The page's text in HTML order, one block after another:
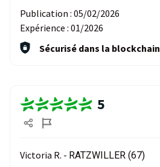
Publication : 05/02/2026
Expérience : 01/2026
Sécurisé dans la blockchain
5
Victoria R. - RATZWILLER (67)